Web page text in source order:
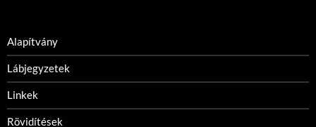
Alapítvány
Lábjegyzetek
Linkek
Rövidítések